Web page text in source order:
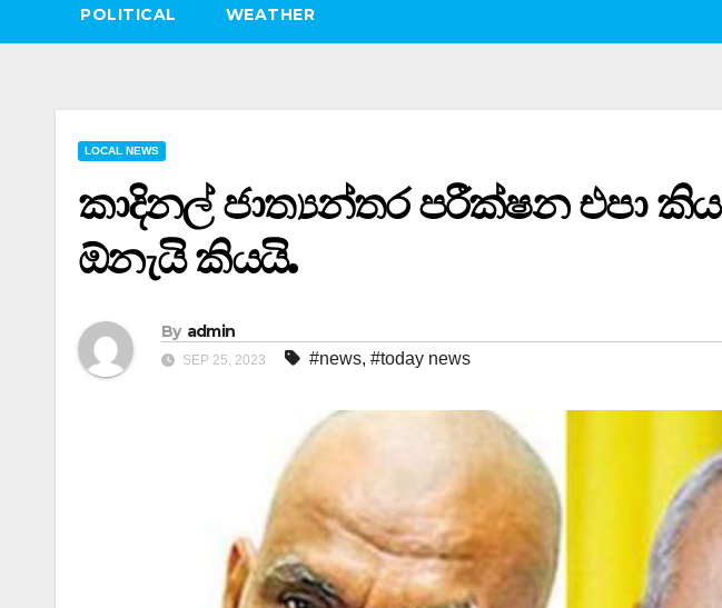
POLITICAL WEATHER
LOCAL NEWS
කාදිනල් ජාත්‍යන්තර පරීක්ෂන එපා
ඕනැයි කියයි.
By admin
SEP 25, 2023 #news, #today news